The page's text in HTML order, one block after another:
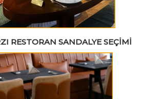
RESTORAN SANDALYE SEÇIMI